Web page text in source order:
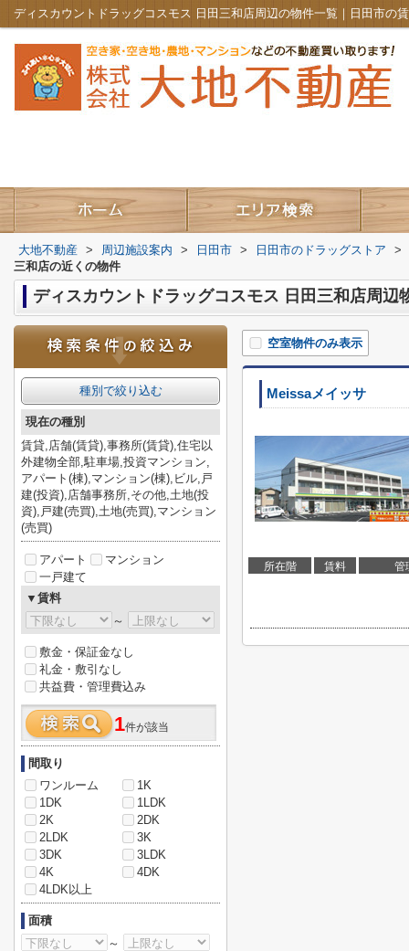
ディスカウントドラッグコスモス 日田三和店周辺の物件一覧｜日田市の
大地不動産 > 周辺施設案内 > 日田市 > 日田市のドラッグストア
>
三和店の近くの物件
ディスカウントドラッグコスモス 日田三和店周辺
空室物件のみ表示
Meissaメイッサ
所在階 賃料 管
種別で絞り込む
現在の種別
賃貸,店舗(賃貸),事務所(賃貸),住宅以
外建物全部,駐車場,投資マンション,
アパート(棟),マンション(棟),ビル,戸
建(投資),店舗事務所,その他,土地(投
資),戸建(売買),土地(売買),マンション
(売買)
アパート
マンション
一戸建て
▼賃料
～
敷金・保証金なし
礼金・敷引なし
共益費・管理費込み
1件が該当
間取り
ワンルーム
1K
1DK
1LDK
2K
2DK
2LDK
3K
3DK
3LDK
4K
4DK
4LDK以上
面積
～